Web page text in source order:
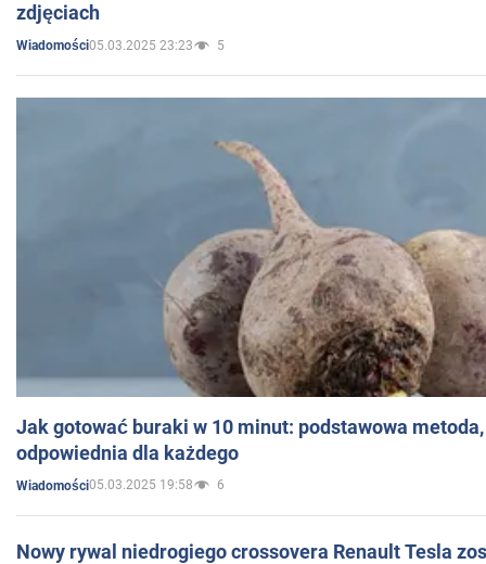
zdjęciach
Wiadomości05.03.2025 23:23 5
Jak gotować buraki w 10 minut: podstawowa
odpowiednia dla każdego
Wiadomości05.03.2025 19:58 6
Nowy rywal niedrogiego crossovera Renault Tesla